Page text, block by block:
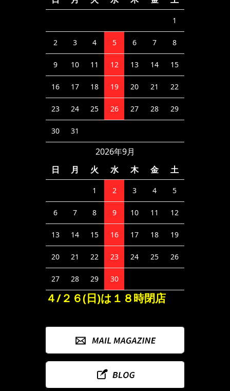
1
2 3 4 5 6 7 8
9 10 11 12 13 14 15
16 17 18 19 20 21 22
23 24 25 26 27 28 29
30 31
2026年9月
日
月 火 水 木 金 土
1 2 3 4 5
6 7 8 9 10 11 12
13 14 15 16 17 18 19
20 21 22 23 24 25 26
27 28 29 30
４/２６(日)は１８時閉店